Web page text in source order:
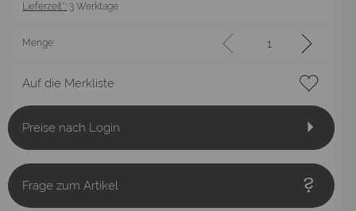
Lieferzeit*: 3 Werktage
Menge:
Auf die Merkliste
Preise nach Login
Frage zum Artikel